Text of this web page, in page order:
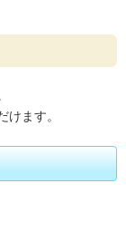
ます。